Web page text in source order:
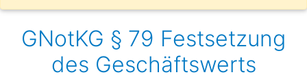
GNotKG § 79 Festsetzung
des Geschäftswerts